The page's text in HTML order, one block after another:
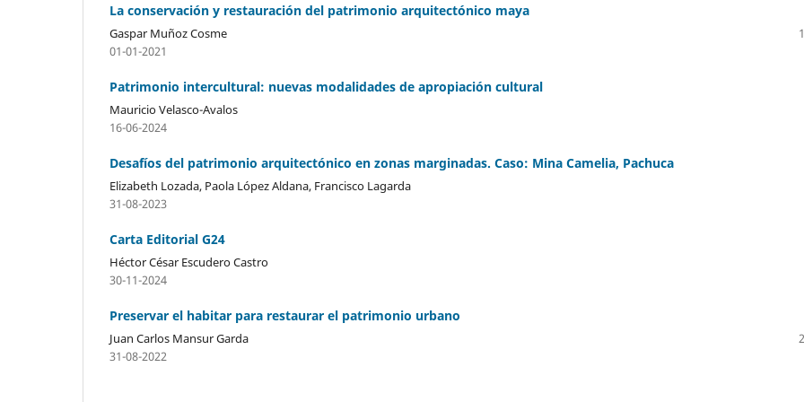
La conservación y restauración del patrimonio arquitectónico maya
Gaspar Muñoz Cosme
01-01-2021
Patrimonio intercultural: nuevas modalidades de apropiación cultural
Mauricio Velasco-Avalos
16-06-2024
Desafíos del patrimonio arquitectónico en zonas marginadas. Caso: Mina Camelia, Pachuca
Elizabeth Lozada, Paola López Aldana, Francisco Lagarda
31-08-2023
Carta Editorial G24
Héctor César Escudero Castro
30-11-2024
Preservar el habitar para restaurar el patrimonio urbano
Juan Carlos Mansur Garda
31-08-2022